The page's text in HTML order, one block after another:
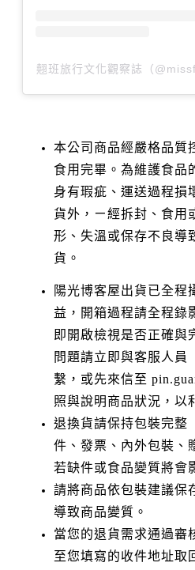
翹班旅行文化觀察誌（
本公司商品經嚴格品質
食用完畢。為維護食品
身有瑕疵、運送過程損
貨外，ㄧ經拆封、食用
形、失溫或保存不良導
貨。
陽光博客屋出貨已全程
益，開箱過程請全程錄
即開啟檢視是否正確與
問題請立即與客服人員
繫，或先來信至
照與說明商品狀況，以
退換貨請保持包裝完整
件、發票、內外包裝、
若缺件或食品變質將會
請將商品依包裝建議保
導致商品變質。
當您的退貨需求通過審
至您填寫的收件地址取